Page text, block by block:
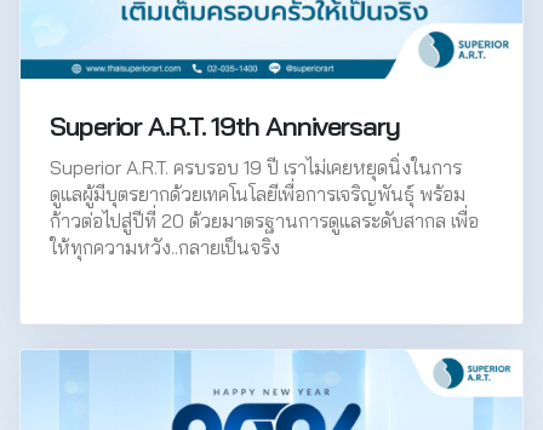
Superior A.R.T. 19th Anniversary
Superior A.R.T. ครบรอบ 19 ปี เราไม่เคยหยุดนิ่งในการ
ดูแลผู้มีบุตรยากด้วยเทคโนโลยีเพื่อการเจริญพันธุ์ พร้อม
ก้าวต่อไปสู่ปีที่ 20 ด้วยมาตรฐานการดูแลระดับสากล เพื่อ
ให้ทุกความหวัง..กลายเป็นจริง